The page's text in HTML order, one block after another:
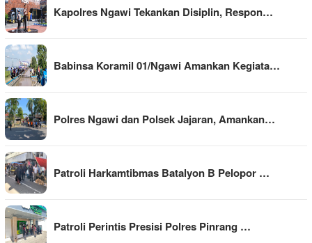
Kapolres Ngawi Tekankan Disiplin, Respon…
Babinsa Koramil 01/Ngawi Amankan Kegiata…
Polres Ngawi dan Polsek Jajaran, Amankan…
Patroli Harkamtibmas Batalyon B Pelopor …
Patroli Perintis Presisi Polres Pinrang …